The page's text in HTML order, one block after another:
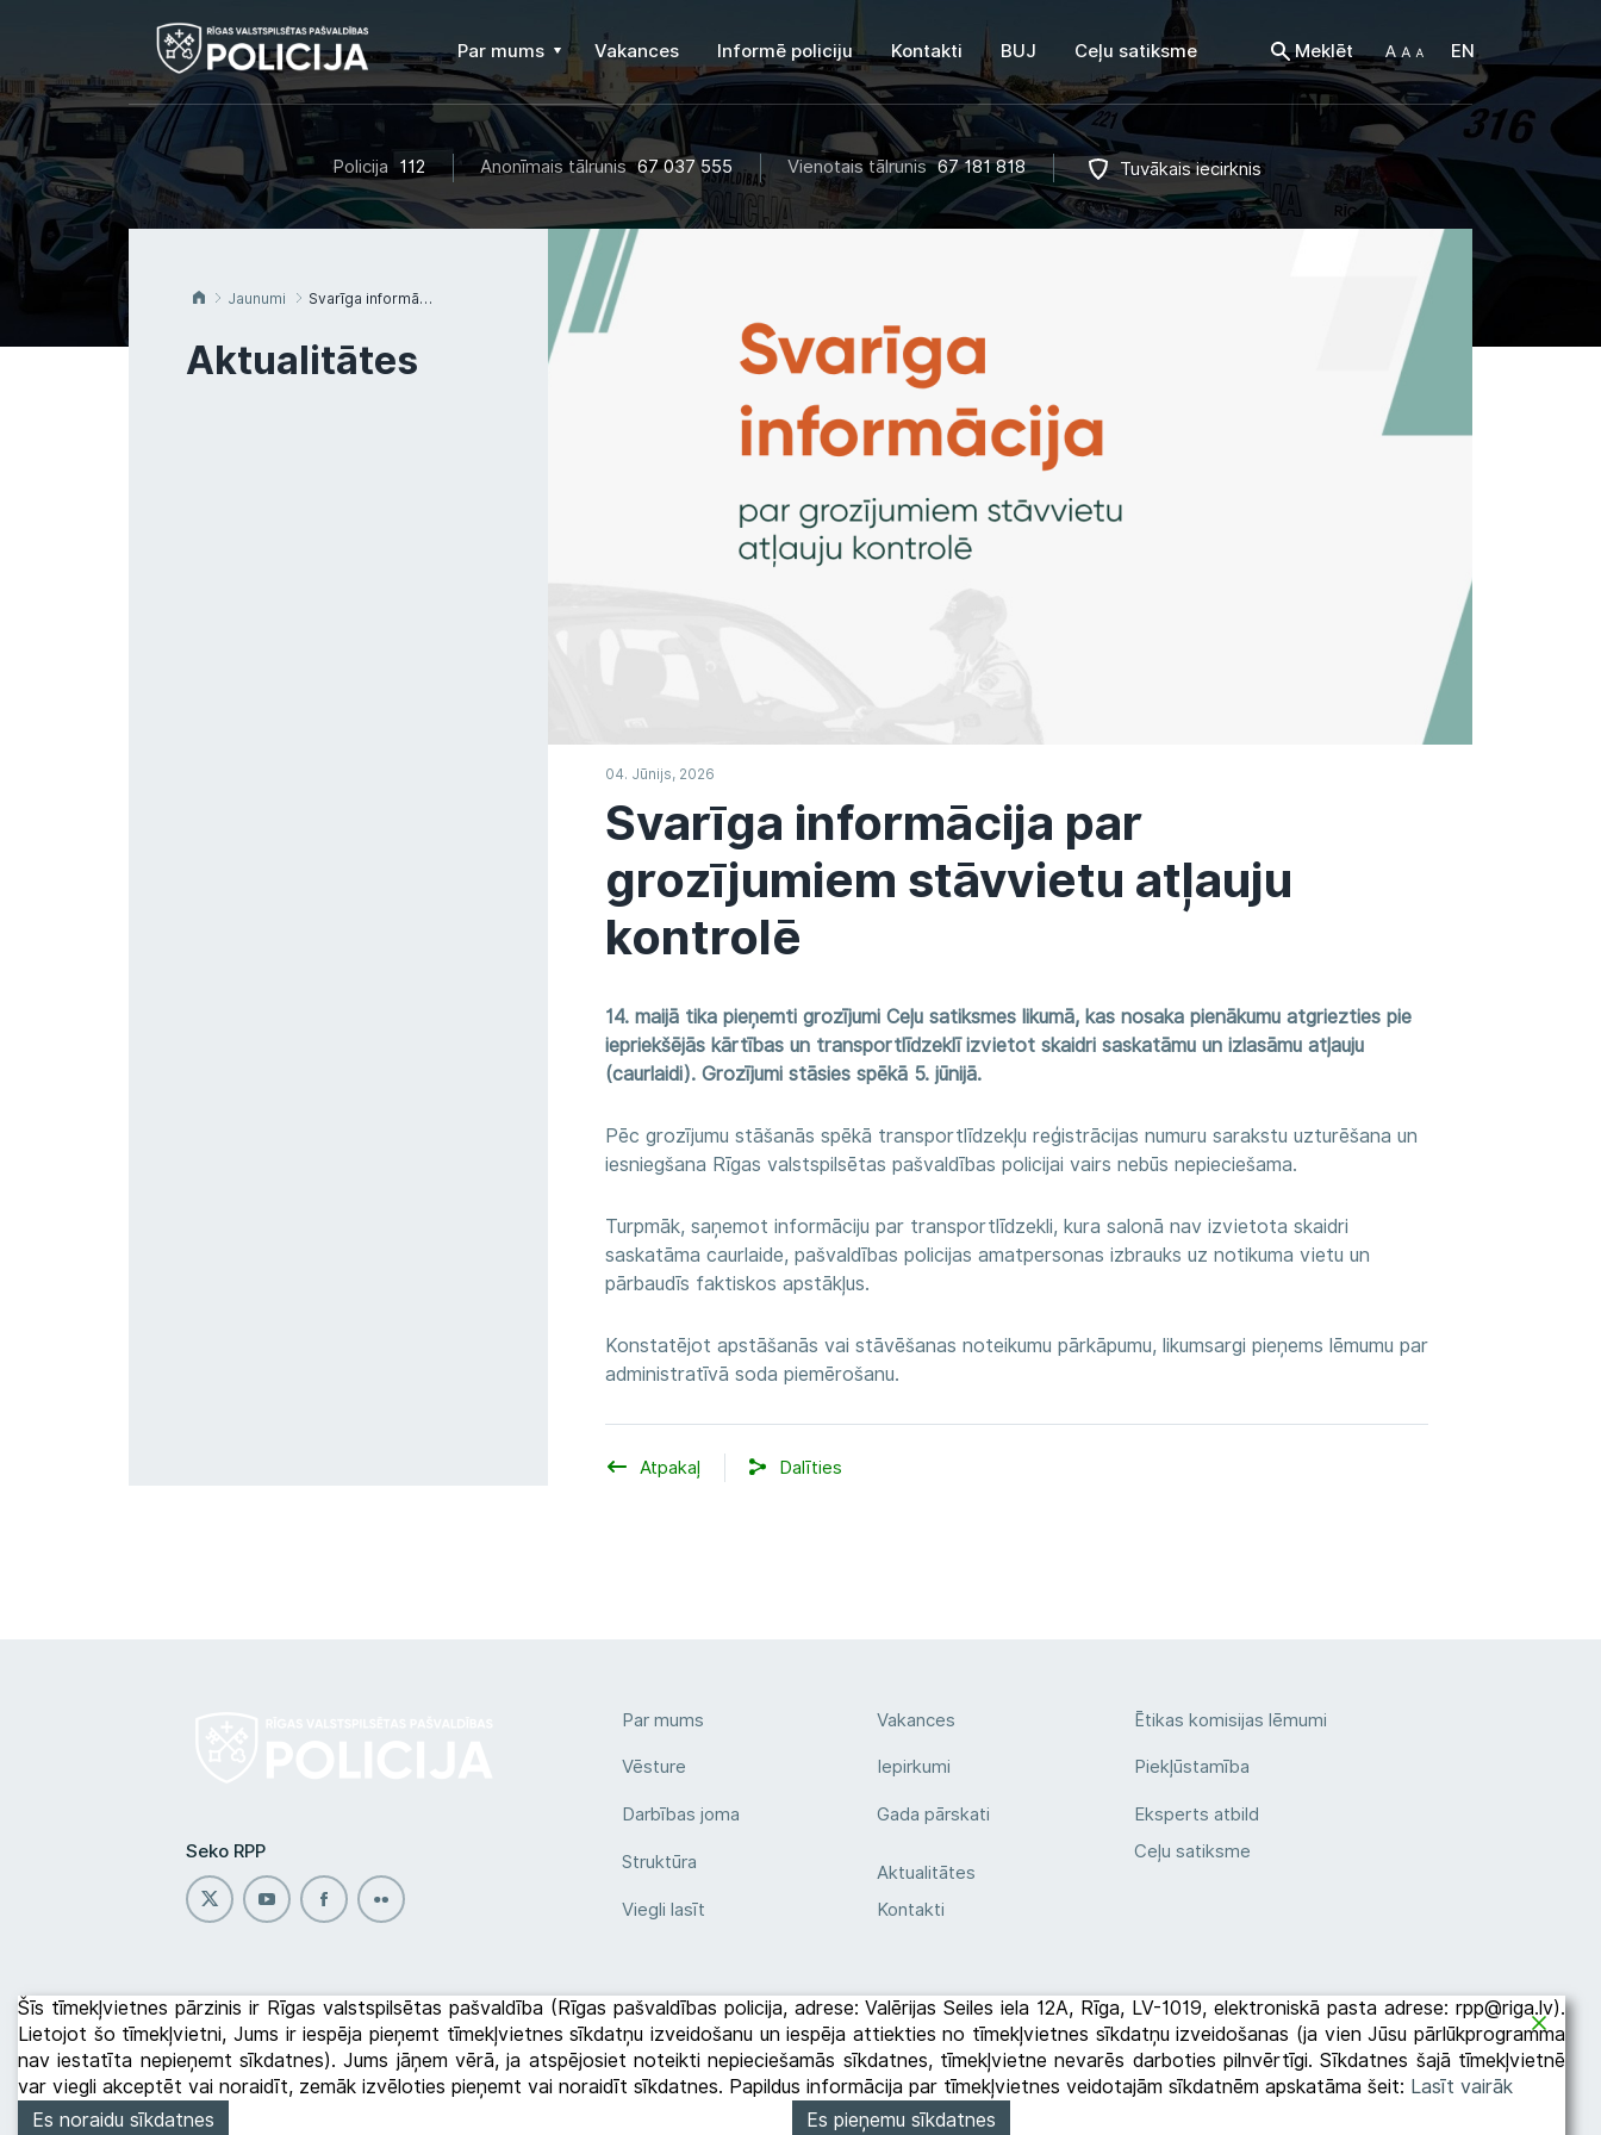
Par mums Vakances Informē policiju Kontakti BUJ Ceļu satiksme Meklēt EN
Policija 112 Anonīmais tālrunis 67 037 555 Vienotais tālrunis 67 181 818 Tuvākais iecirknis
Jaunumi Svarīga informācija par grozījumiem stāvvietu atļauju kontrolē
Aktualitātes
04. Jūnijs, 2026
Svarīga informācija par
grozījumiem stāvvietu atļauju
kontrolē
14. maijā tika pieņemti grozījumi Ceļu satiksmes likumā, kas nosaka pienākumu atgriezties pie
iepriekšējās kārtības un transportlīdzeklī izvietot skaidri saskatāmu un izlasāmu atļauju
(caurlaidi). Grozījumi stāsies spēkā 5. jūnijā.
Pēc grozījumu stāšanās spēkā transportlīdzekļu reģistrācijas numuru sarakstu uzturēšana un
iesniegšana Rīgas valstspilsētas pašvaldības policijai vairs nebūs nepieciešama.
Turpmāk, saņemot informāciju par transportlīdzekli, kura salonā nav izvietota skaidri
saskatāma caurlaide, pašvaldības policijas amatpersonas izbrauks uz notikuma vietu un
pārbaudīs faktiskos apstākļus.
Konstatējot apstāšanās vai stāvēšanas noteikumu pārkāpumu, likumsargi pieņems lēmumu par
administratīvā soda piemērošanu.
Atpakaļ Dalīties
Seko RPP
Par mums
Vēsture
Darbības joma
Struktūra
Viegli lasīt
Vakances
Iepirkumi
Gada pārskati
Aktualitātes
Kontakti
Ētikas komisijas lēmumi
Piekļūstamība
Eksperts atbild
Ceļu satiksme
Rīgas pašvaldības policija © 2026
Šīs tīmekļvietnes pārzinis ir Rīgas valstspilsētas pašvaldība (Rīgas pašvaldības policija, adrese: Valērijas Seiles iela 12A, Rīga, LV-1019, elektroniskā pasta adrese: rpp@riga.lv).
Lietojot šo tīmekļvietni, Jums ir iespēja pieņemt tīmekļvietnes sīkdatņu izveidošanu un iespēja attiekties no tīmekļvietnes sīkdatņu izveidošanas (ja vien Jūsu pārlūkprogramma
nav iestatīta nepieņemt sīkdatnes). Jums jāņem vērā, ja atspējosiet noteikti nepieciešamās sīkdatnes, tīmekļvietne nevarēs darboties pilnvērtīgi. Sīkdatnes šajā tīmekļvietnē
var viegli akceptēt vai noraidīt, zemāk izvēloties pieņemt vai noraidīt sīkdatnes. Papildus informācija par tīmekļvietnes veidotajām sīkdatnēm apskatāma šeit: Lasīt vairāk
Es noraidu sīkdatnes
Es pieņemu sīkdatnes